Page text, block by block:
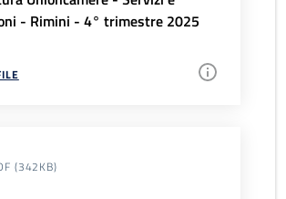
- Rimini - 4° trimestre 2025
(342KB)